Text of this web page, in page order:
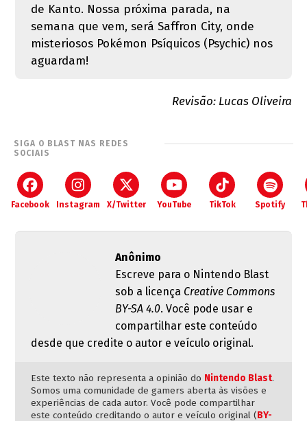
de Kanto. Nossa próxima parada, na
semana que vem, será Saffron City, onde
misteriosos Pokémon Psíquicos (Psychic) nos
aguardam!
Revisão: Lucas Oliveira
SIGA O BLAST NAS REDES
SOCIAIS
Facebook Instagram X/Twitter YouTube TikTok Spotify
Anônimo
Escreve para o Nintendo Blast
sob a licença Creative Commons
BY-SA 4.0. Você pode usar e
compartilhar este conteúdo
desde que credite o autor e veículo original.
Este texto não representa a opinião do Nintendo Blast.
Somos uma comunidade de gamers aberta às visões e
experiências de cada autor. Você pode compartilhar
este conteúdo creditando o autor e veículo original (BY-